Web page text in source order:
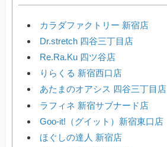
カラダファクトリー 新宿店
Dr.stretch 四谷三丁目店
Re.Ra.Ku 四ツ谷店
りらくる 新宿西口店
あたまのオアシス 四谷三丁目店
ラフィネ 新宿サブナード店
Goo-it!（グイット）新宿東口店
ほぐしの達人 新宿店